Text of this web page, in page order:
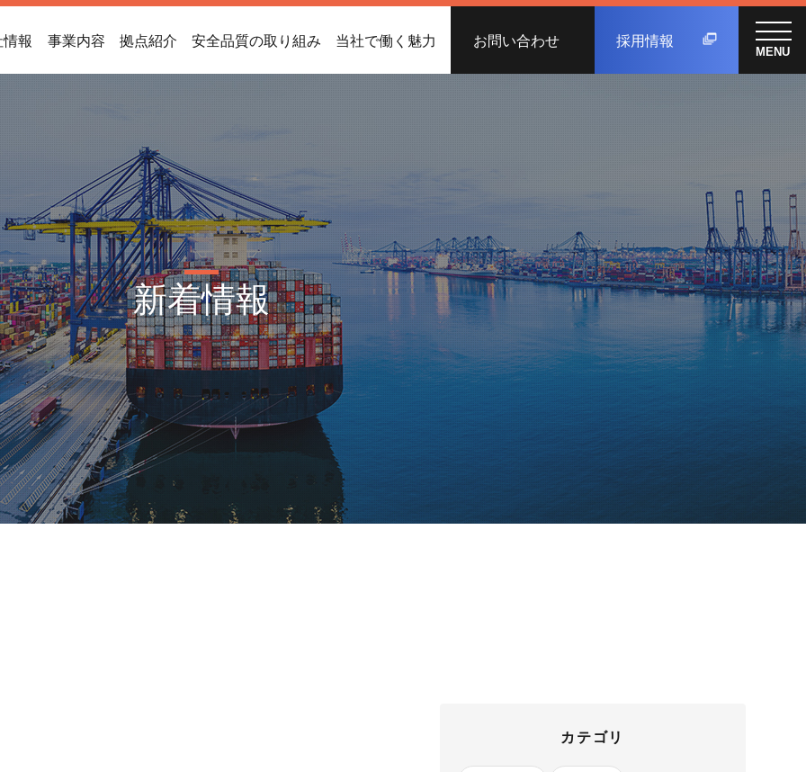
報 事業内容 拠点紹介 安全品質の取り組み 当社で働く魅力 お問い合わせ 採用情報
新着情報
カテゴリ